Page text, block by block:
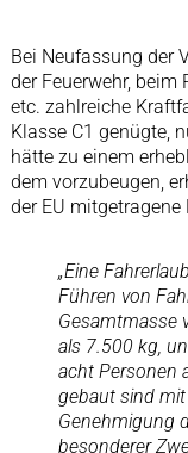
Bei Neufassung der
der Feuerwehr,
etc. zahlreiche
Klasse C1 genügte,
hätte zu einem
dem vorzubeugen,
der EU mitgetragene
„Eine
Führen von
Gesamtmasse
als 7.500 kg,
acht Personen
gebaut sind
Genehmigung
besonderer